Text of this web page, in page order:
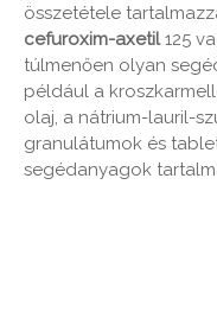
összetétele
cefuroxim-axetil125
túlmenően olyan
például a
olaj, a nátrium-lauril-
granulátumok és
segédanyagok